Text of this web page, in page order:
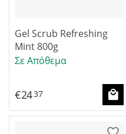
Gel Scrub Refreshing
Mint 800g
Σε Απόθεμα
€2437